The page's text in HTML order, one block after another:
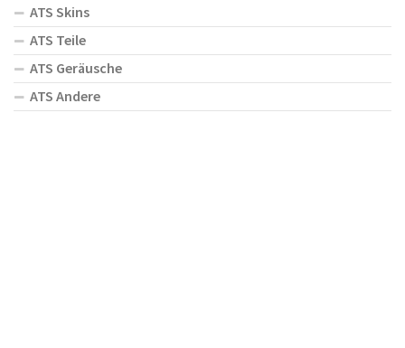
ATS Skins
ATS Teile
ATS Geräusche
ATS Andere